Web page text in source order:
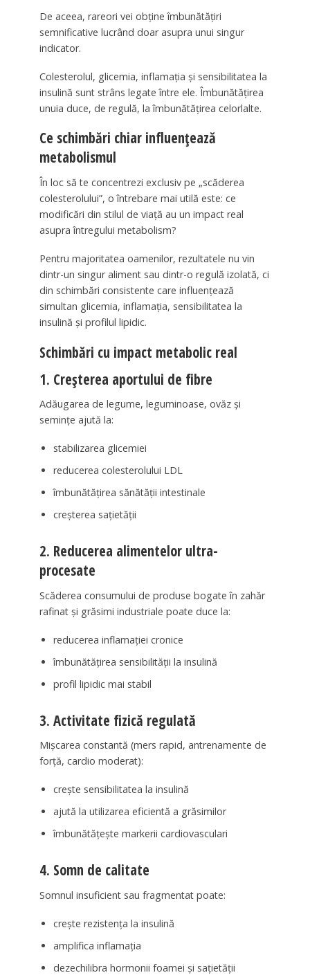
De aceea, rareori vei obține îmbunătățiri
semnificative lucrând doar asupra unui singur
indicator.
Colesterolul, glicemia, inflamația și sensibilitatea la
insulină sunt strâns legate între ele. Îmbunătățirea
unuia duce, de regulă, la îmbunătățirea celorlalte.
Ce schimbări chiar influențează
metabolismul
În loc să te concentrezi exclusiv pe „scăderea
colesterolului”, o întrebare mai utilă este: ce
modificări din stilul de viață au un impact real
asupra întregului metabolism?
Pentru majoritatea oamenilor, rezultatele nu vin
dintr-un singur aliment sau dintr-o regulă izolată, ci
din schimbări consistente care influențează
simultan glicemia, inflamația, sensibilitatea la
insulină și profilul lipidic.
Schimbări cu impact metabolic real
1. Creșterea aportului de fibre
Adăugarea de legume, leguminoase, ovăz și
semințe ajută la:
stabilizarea glicemiei
reducerea colesterolului LDL
îmbunătățirea sănătății intestinale
creșterea sațietății
2. Reducerea alimentelor ultra-
procesate
Scăderea consumului de produse bogate în zahăr
rafinat și grăsimi industriale poate duce la:
reducerea inflamației cronice
îmbunătățirea sensibilității la insulină
profil lipidic mai stabil
3. Activitate fizică regulată
Mișcarea constantă (mers rapid, antrenamente de
forță, cardio moderat):
crește sensibilitatea la insulină
ajută la utilizarea eficientă a grăsimilor
îmbunătățește markerii cardiovasculari
4. Somn de calitate
Somnul insuficient sau fragmentat poate:
crește rezistența la insulină
amplifica inflamația
dezechilibra hormonii foamei și sațietății